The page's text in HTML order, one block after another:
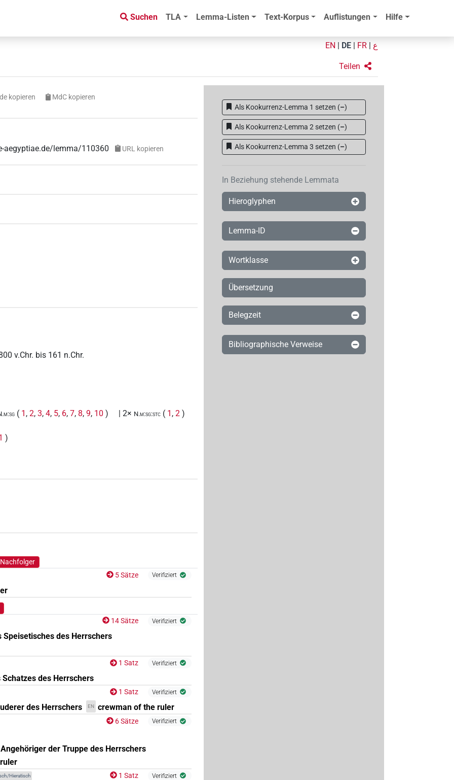
Suchen TLA Lemma-Listen Text-Korpus Auflistungen Hilfe
EN DE FR ع
Teilen
kopieren MdC kopieren
aegyptiae.de/lemma/110360 URL kopieren
v.Chr. bis 161 n.Chr.
( 1 ,2,3,4, 5, 6,7, 8,9, 10 ) | 2× N.m:sg:stc ( 1 ,2 )
)
5 Sätze Verifiziert
14 Sätze Verifiziert
des Herrschers
1 Satz Verifiziert
des Herrschers
1 Satz Verifiziert
des Herrschers EN crewman of the ruler
6 Sätze Verifiziert
der Truppe des Herrschers
Hieratisch 1 Satz Verifiziert
Als Kookurrenz-Lemma 1 setzen (–)
Als Kookurrenz-Lemma 2 setzen (–)
Als Kookurrenz-Lemma 3 setzen (–)
In Beziehung stehende Lemmata
Hieroglyphen
Lemma-ID
Wortklasse
Übersetzung
Belegzeit
Bibliographische Verweise